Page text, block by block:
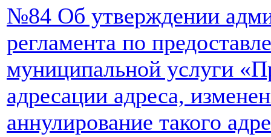
№84 Об утверждении
регламента по
муниципальной услуги
адресации адреса,
аннулирование такого